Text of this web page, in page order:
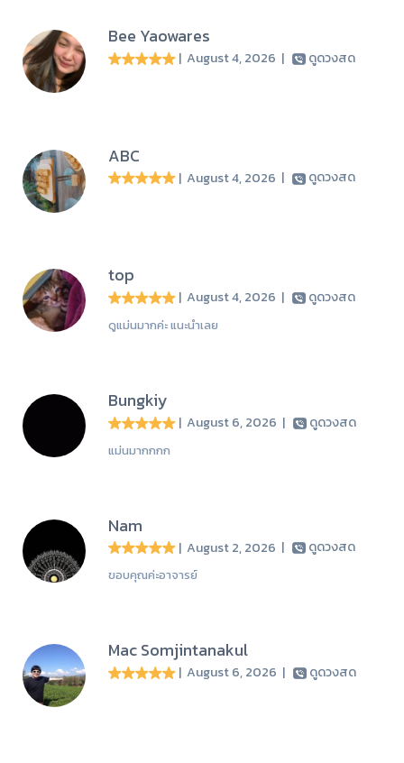
Bee Yaowares
| August 4, 2026 | ดูดวงสด
ABC
| August 4, 2026 | ดูดวงสด
top
| August 4, 2026 | ดูดวงสด
ดูแม่นมากค่ะ แนะนำเลย
Bungkiy
| August 6, 2026 | ดูดวงสด
แม่นมากกกก
Nam
| August 2, 2026 | ดูดวงสด
ขอบคุณค่ะอาจารย์
Mac Somjintanakul
| August 6, 2026 | ดูดวงสด